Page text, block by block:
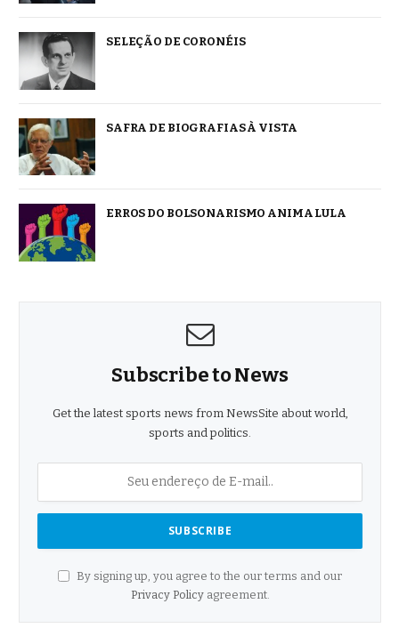
SELEÇÃO DE CORONÉIS
SAFRA DE BIOGRAFIAS À VISTA
ERROS DO BOLSONARISMO ANIMA LULA
Subscribe to News
Get the latest sports news from NewsSite about world,
sports and politics.
By signing up, you agree to the our terms and our
Privacy Policyagreement.